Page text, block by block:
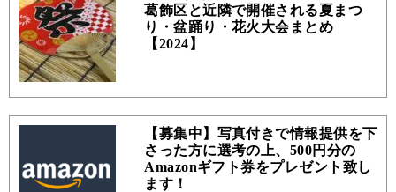
葛飾区と近隣で開催される夏まつ
り・盆踊り・花火大会まとめ
【2024】
【募集中】写真付きで情報提供を下
さった方に選考の上、500円分の
Amazonギフト券をプレゼント致し
ます！